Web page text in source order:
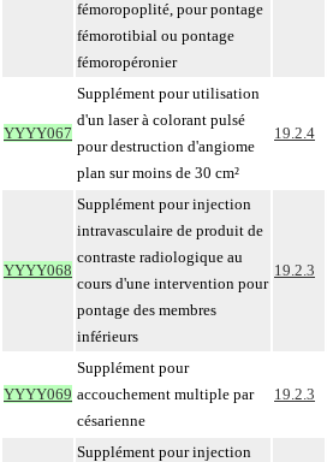
fémoropoplité, pour pontage
fémorotibial ou pontage
fémoropéronier
YYYY067
Supplément pour utilisation
d'un laser à colorant pulsé
pour destruction d'angiome
plan sur moins de 30 cm²
19.2.4
YYYY068
Supplément pour injection
intravasculaire de produit de
contraste radiologique au
cours d'une intervention pour
pontage des membres
inférieurs
19.2.3
YYYY069
Supplément pour
accouchement multiple par
césarienne
19.2.3
Supplément pour injection